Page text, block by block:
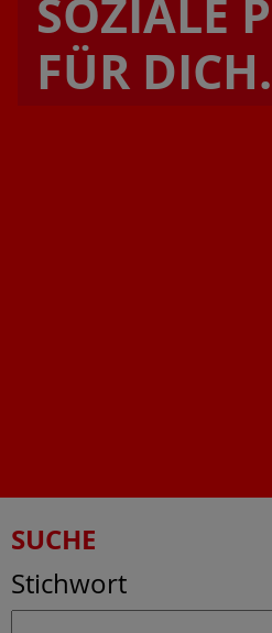
SOZIALE
FÜR DICH.
SUCHE
Stichwort